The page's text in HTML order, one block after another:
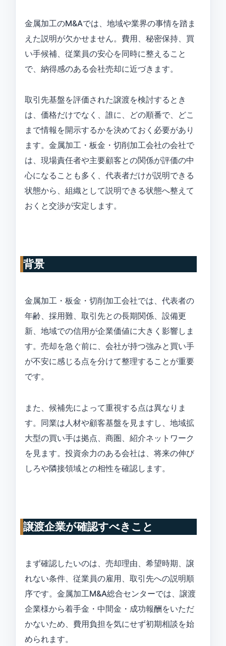
金属加工のM&Aでは、地域や業界の事情を踏ま
えた説明が欠かせません。費用、秘密保持、買
い手候補、従業員の安心を同時に整えること
で、納得感のある会社売却に近づきます。
取引先基盤を評価された譲渡を検討するとき
は、価格だけでなく、誰に、どの順番で、どこ
まで情報を開示するかを決めておく必要があり
ます。金属加工・板金・切削加工会社の会社で
は、現場責任者や主要顧客との関係が評価の中
心になることも多く、代表者だけが説明できる
状態から、組織として説明できる状態へ整えて
おくと交渉が安定します。
背景
金属加工・板金・切削加工会社では、代表者の
年齢、採用難、取引先との長期関係、設備更
新、地域での信用が企業価値に大きく影響しま
す。売却を急ぐ前に、会社が持つ強みと買い手
が不安に感じる点を分けて整理することが重要
です。
また、候補先によって重視する点は異なりま
す。同業は人材や顧客基盤を見ますし、地域拡
大型の買い手は拠点、商圏、紹介ネットワーク
を見ます。投資余力のある会社は、将来の伸び
しろや隣接領域との相性を確認します。
譲渡企業が確認すべきこと
まず確認したいのは、売却理由、希望時期、譲
れない条件、従業員の雇用、取引先への説明順
序です。金属加工M&A総合センターでは、譲渡
企業様から着手金・中間金・成功報酬をいただ
かないため、費用負担を気にせず初期相談を始
められます。